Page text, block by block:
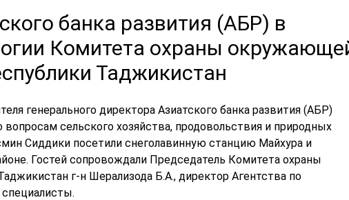
банка развития (АБР) в
Комитета охраны
Таджикистан
генерального директора Азиатского банка развития (АБР)
вопросам сельского хозяйства, продовольствия и природных
Сиддики посетили снеголавинную станцию ​​Майхура и
Гостей сопровождали Председатель Комитета охраны
г-н Шерализода Б.А., директор Агентства по